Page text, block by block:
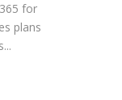
for
plans